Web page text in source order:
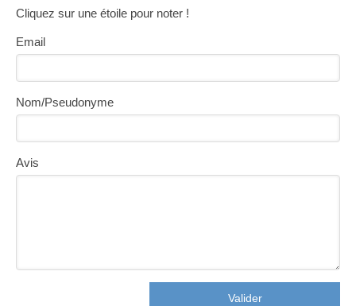
Cliquez sur une étoile pour noter !
Email
Nom/Pseudonyme
Avis
Valider